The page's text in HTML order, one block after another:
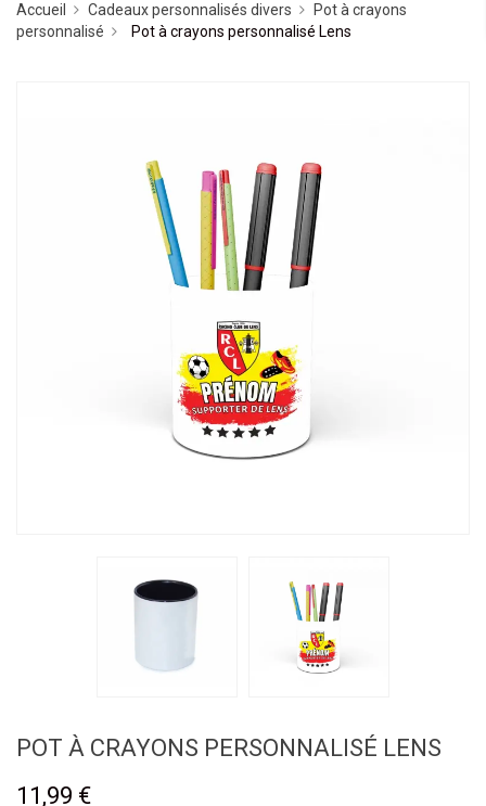
Accueil Cadeaux personnalisés divers
Pot à crayons
personnalisé
Pot à crayons personnalisé Lens
POT À CRAYONS PERSONNALISÉ LENS
11,99 €